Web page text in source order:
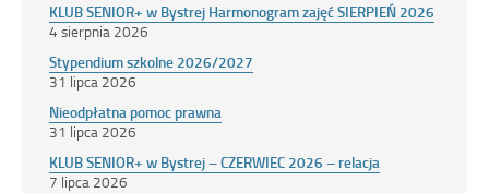
KLUB SENIOR+ w Bystrej Harmonogram zajęć SIERPIEŃ 2026
4 sierpnia 2026
Stypendium szkolne 2026/2027
31 lipca 2026
Nieodpłatna pomoc prawna
31 lipca 2026
KLUB SENIOR+ w Bystrej – CZERWIEC 2026 – relacja
7 lipca 2026